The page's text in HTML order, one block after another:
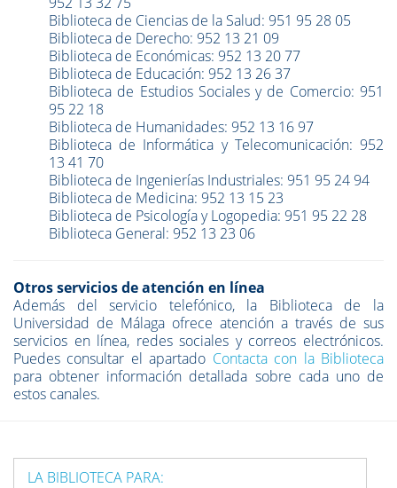
Biblioteca de Ciencias de la Salud: 951 95 28 05
Biblioteca de Derecho: 952 13 21 09
Biblioteca de Económicas: 952 13 20 77
Biblioteca de Educación: 952 13 26 37
Biblioteca de Estudios Sociales y de Comercio: 951
95 22 18
Biblioteca de Humanidades: 952 13 16 97
Biblioteca de Informática y Telecomunicación: 952
13 41 70
Biblioteca de Ingenierías Industriales: 951 95 24 94
Biblioteca de Medicina: 952 13 15 23
Biblioteca de Psicología y Logopedia: 951 95 22 28
Biblioteca General: 952 13 23 06
Otros servicios de atención en línea
Además del servicio telefónico, la Biblioteca de la
Universidad de Málaga ofrece atención a través de sus
servicios en línea, redes sociales y correos electrónicos.
Puedes consultar el apartado Contacta con la Biblioteca
para obtener información detallada sobre cada uno de
estos canales.
LA BIBLIOTECA PARA: